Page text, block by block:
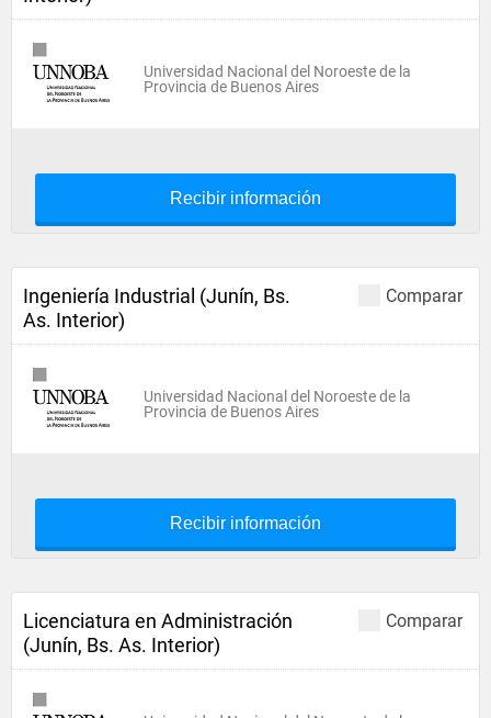
Universidad Nacional del Noroeste de la
Provincia de Buenos Aires
Recibir información
Comparar
Ingeniería Industrial (Junín, Bs.
As. Interior)
Universidad Nacional del Noroeste de la
Provincia de Buenos Aires
Recibir información
Comparar
Licenciatura en Administración
(Junín, Bs. As. Interior)